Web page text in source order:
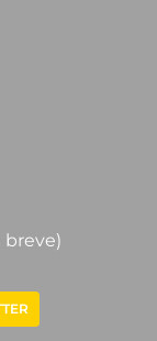
breve)